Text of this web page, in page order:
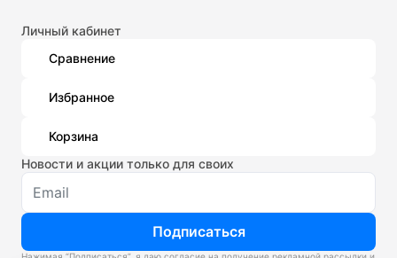
Личный кабинет
Сравнение
Избранное
Корзина
Новости и акции только для своих
Подписаться